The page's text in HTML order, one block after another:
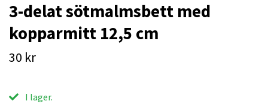
3-delat sötmalmsbett med
kopparmitt 12,5 cm
30 kr
I lager.